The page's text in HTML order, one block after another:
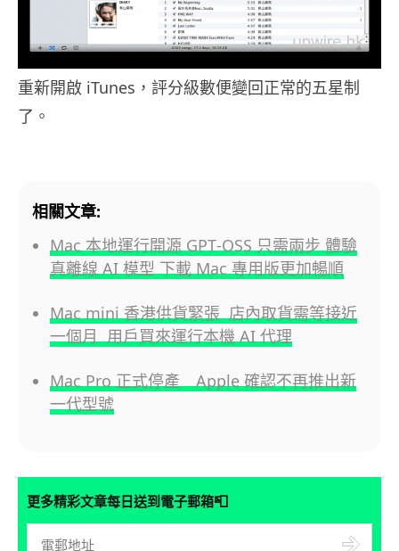
重新開啟 iTunes，評分級數便變回正常的五星制
了。
相關文章:
Mac 本地運行開源 GPT‑OSS 只需兩步 體驗
真離線 AI 模型 下載 Mac 專用版更加暢順
Mac mini 香港供貨緊張 店內取貨需等接近
一個月 用戶買來運行本機 AI 代理
Mac Pro 正式停產 Apple 確認不再推出新
一代型號
更多精彩文章每日送到電子郵箱📮